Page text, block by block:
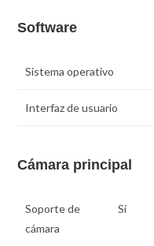
Software
Sistema operativo
Interfaz de usuario
Cámara principal
Soporte de
cámara
Sí